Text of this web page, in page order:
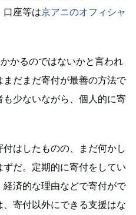
口座等は京アニのオフィシャ
かるのではないかと言われ
だまだ寄付が最善の方法で
少ないながら、個人的に寄
はしたものの、まだ何かし
だ。定期的に寄付をしてい
済的な理由などで寄付がで
寄付以外にできる支援はな